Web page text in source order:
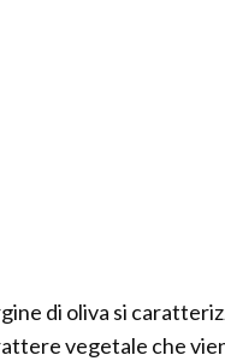
di oliva si
vegetale che